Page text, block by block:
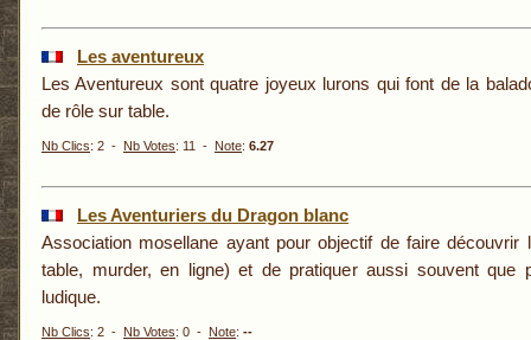
Les aventureux
Les Aventureux sont quatre joyeux lurons qui font de la
de rôle sur table.
Nb Clics: 2 - Nb Votes: 11 - Note: 6.27
Les Aventuriers du Dragon blanc
Association mosellane ayant pour objectif de faire
table, murder, en ligne) et de pratiquer aussi souvent que
ludique.
Nb Clics: 2 - Nb Votes: 0 - Note: --